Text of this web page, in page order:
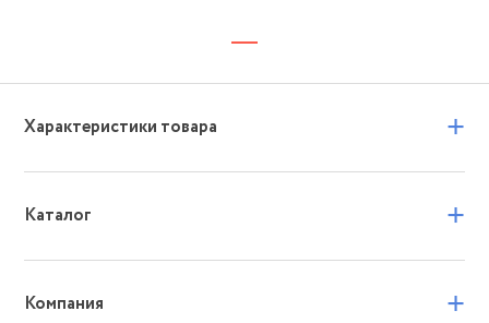
Характеристики товара +
Каталог +
Компания +